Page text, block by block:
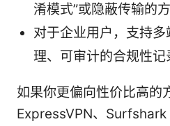
淆模式”或隐蔽传输的
对于企业用户，支持
理、可审计的合规性
如果你更偏向性价比高的
ExpressVPN、Surfshark